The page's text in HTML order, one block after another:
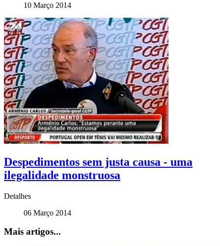
10 Março 2014
Despedimentos sem justa causa - uma
ilegalidade monstruosa
Detalhes
06 Março 2014
Mais artigos...